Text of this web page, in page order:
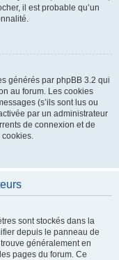
il est probable qu’un
générés par phpBB 3.2 qui
au forum. Les cookies
(s’ils sont lus ou
par un administrateur
de connexion et de
cookies.
sont stockés dans la
depuis le panneau de
généralement en
pages du forum. Ce